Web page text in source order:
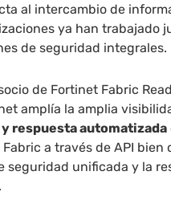
al intercambio de
ya han trabajado
de seguridad integrales.
de Fortinet Fabric
amplía la amplia
respuesta automatizada
a través de API bien
seguridad unificada y la